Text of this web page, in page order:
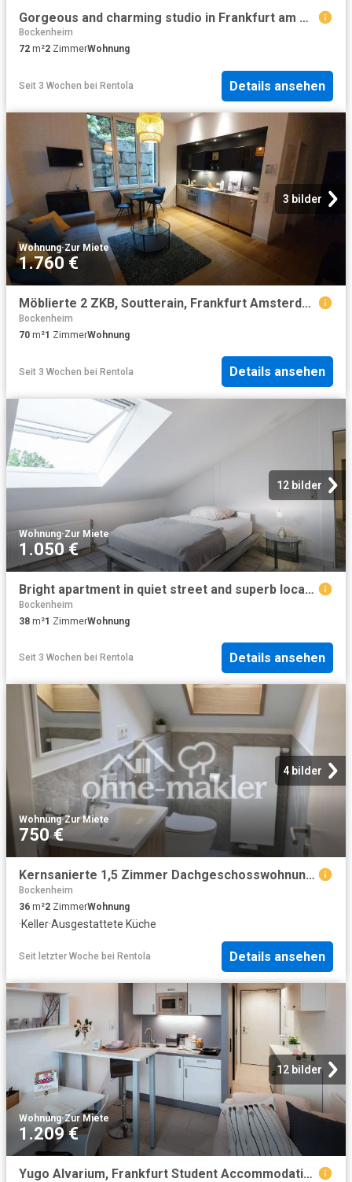
Gorgeous and charming studio in Frankfurt am Main, Frankfurt Amsterdam Apartments for Rent
Bockenheim
72 m²2 ZimmerWohnung
Seit 3 Wochen bei Rentola Details ansehen
3 bilder
Wohnung·Zur Miete
1.760 €
Möblierte 2 ZKB, Soutterain, Frankfurt Amsterdam Apartments for Rent
Bockenheim
70 m²1 ZimmerWohnung
Seit 3 Wochen bei Rentola Details ansehen
12 bilder
Wohnung·Zur Miete
1.050 €
Bright apartment in quiet street and superb location Bockenheim, Frankfurt Amsterdam Apartments for Rent
Bockenheim
38 m²1 ZimmerWohnung
Seit 3 Wochen bei Rentola Details ansehen
4 bilder
Wohnung·Zur Miete
750 €
Kernsanierte 1,5 Zimmer Dachgeschosswohnung mit EBK, Parkett und Kellerraum mitten in Frankfurt
Bockenheim
36 m²2 ZimmerWohnung
·Keller·Ausgestattete Küche
Seit letzter Woche bei Rentola Details ansehen
12 bilder
Wohnung·Zur Miete
1.209 €
Yugo Alvarium, Frankfurt Student Accommodation | Amber